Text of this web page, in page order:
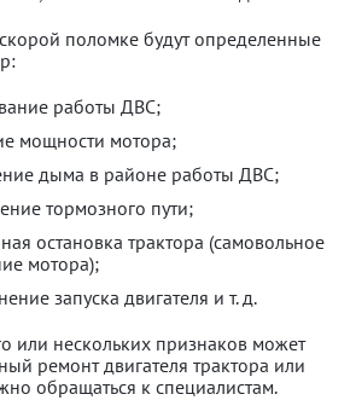
поломке будут определенные
работы ДВС;
мощности мотора;
дыма в районе работы ДВС;
тормозного пути;
остановка трактора (самовольное
мотора);
запуска двигателя и т. д.
или нескольких признаков может
ремонт двигателя трактора или
обращаться к специалистам.